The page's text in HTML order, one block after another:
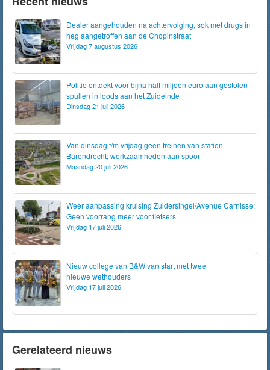
Dealer aangehouden na achtervolging, sok met drugs in
heg aangetroffen aan de Chopinstraat
Vrijdag 7 augustus 2026
Politie ontdekt voor bijna half miljoen euro aan gestolen
spullen in loods aan het Zuideinde
Dinsdag 21 juli 2026
Van dinsdag t/m vrijdag geen treinen van station
Barendrecht; werkzaamheden aan spoor
Maandag 20 juli 2026
Weer aanpassing kruising Zuidersingel/Avenue Carnisse:
Geen voorrang meer voor fietsers
Vrijdag 17 juli 2026
Nieuw college van B&W van start met twee
nieuwe wethouders
Vrijdag 17 juli 2026
Gerelateerd nieuws